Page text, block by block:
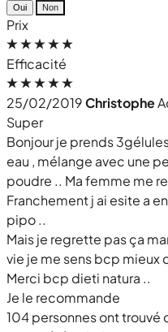
Oui Non
Prix
Efficacité
25/02/2019Christophe
Super
Bonjour je prends
eau , mélange avec une
poudre .. Ma femme me
Franchement j ai esite a
pipo ..
Mais je regrette pas ça
vie je me sens bcp mieux
Merci bcp dieti natura ..
Je le recommande
104 personnes ont